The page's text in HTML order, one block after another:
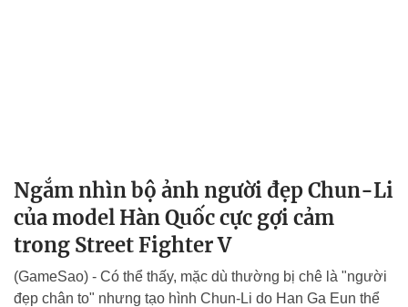
Ngắm nhìn bộ ảnh người đẹp Chun-Li
của model Hàn Quốc cực gợi cảm
trong Street Fighter V
(GameSao) - Có thể thấy, mặc dù thường bị chê là "người
đẹp chân to" nhưng tạo hình Chun-Li do Han Ga Eun thể